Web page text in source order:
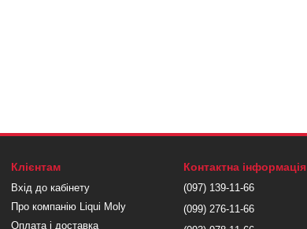
Клієнтам
Вхід до кабінету
Про компанію Liqui Moly
Оплата і доставка
Контактна інформація
(097) 139-11-66
(099) 276-11-66